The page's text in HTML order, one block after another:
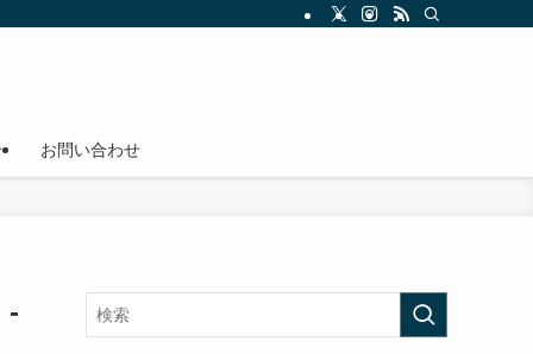
お問い合わせ
-